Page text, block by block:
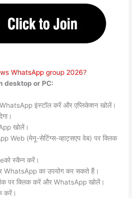
WhatsApp group 2026?
desktop or PC:
इंस्टॉल करें और एप्लिकेशन खोलें।
खोलें।
Web (मेनू-सेटिंग्स-व्हाट्सएप वेब) पर क्लिक
स्कैन करें।
WhatsApp का उपयोग कर सकते हैं।
पर क्लिक करें और WhatsApp खोलें।
करें।